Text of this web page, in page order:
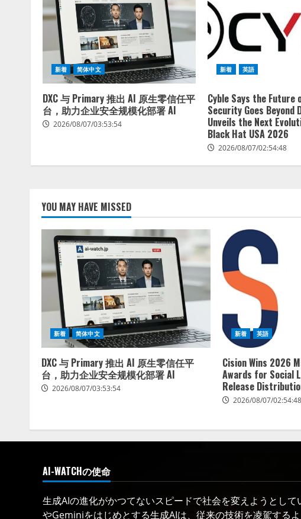
新着 简体中文
DXC 与 Primary 推出 AI 原生零信任平
台，助力企业安全规模化部署 AI
2026/08/07/03:53:54
新着 英語
Cyble Says the Future
Security Goes Beyond
Unveils the Next
Black Hat USA 2026
2026/08/07/02:54:48
YOU MAY HAVE MISSED
新着 简体中文
DXC 与 Primary 推出 AI 原生零信任平
台，助力企业安全规模化部署 AI
2026/08/07/03:53:54
新着 英語
Cision Wins 2026
Awards for Social
Release
2026/08/07/02:54:48
AI-WATCHの使命
生成AIの進化がかつてないスピードで社会を変えようとして
やGeminiをはじめとする生成AIは、従来の技術を凌駕する